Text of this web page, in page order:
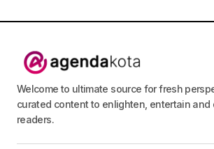
Welcome to ultimate source for fresh
curated content to enlighten, entertain and
readers.